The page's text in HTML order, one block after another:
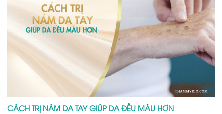
CÁCH TRỊ NÁM DA TAY GIÚP DA ĐỀU MÀU HƠN